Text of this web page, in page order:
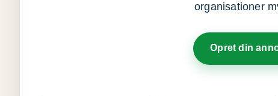
organisationer
Opret din